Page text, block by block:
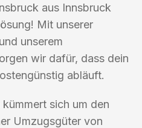
aus Innsbruck
Mit unserer
unserem
wir dafür, dass dein
abläuft.
sich um den
Umzugsgüter von